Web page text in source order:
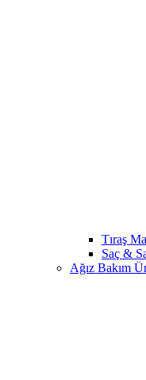
Tıraş
Saç &
Ağız Bakım